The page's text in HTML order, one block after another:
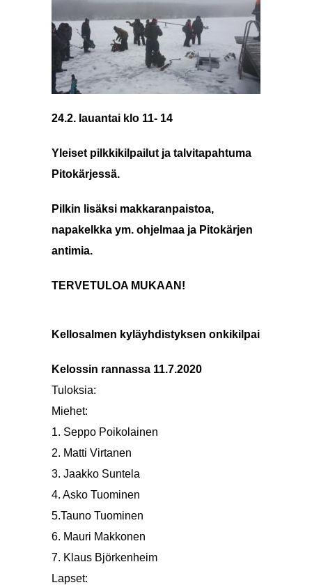
24.2. lauantai klo 11- 14
Yleiset pilkkikilpailut ja talvitapahtuma
Pitokärjessä.
Pilkin lisäksi makkaranpaistoa,
napakelkka ym. ohjelmaa ja Pitokärjen
antimia.
TERVETULOA MUKAAN!
Kellosalmen kyläyhdistyksen onkikilpailut
Kelossin rannassa 11.7.2020
Tuloksia:
Miehet:
1. Seppo Poikolainen
2. Matti Virtanen
3. Jaakko Suntela
4. Asko Tuominen
5.Tauno Tuominen
6. Mauri Makkonen
7. Klaus Björkenheim
Lapset: